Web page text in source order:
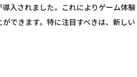
入されました。これによりゲーム体験
できます。特に注目すべきは、新しい